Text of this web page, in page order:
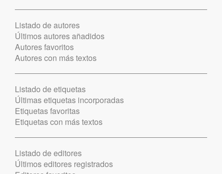
Listado de autores
Últimos autores añadidos
Autores favoritos
Autores con más textos
Listado de etiquetas
Últimas etiquetas incorporadas
Etiquetas favoritas
Etiquetas con más textos
Listado de editores
Últimos editores registrados